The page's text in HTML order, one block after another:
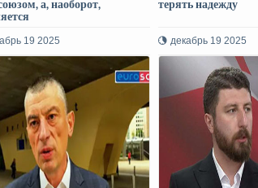
а, наоборот,
19 2025
терять надежду
декабрь 19 2025